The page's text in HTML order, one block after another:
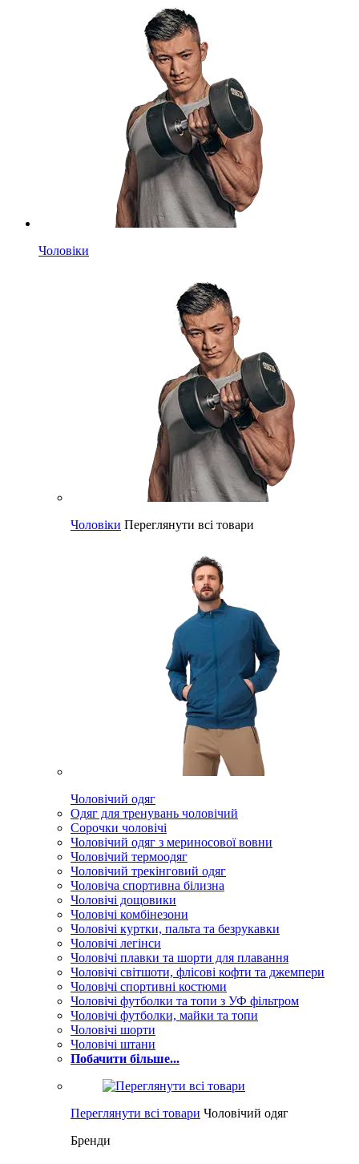
Чоловіки
Чоловіки Переглянути всі товари
Чоловічий одяг
Одяг для тренувань чоловічий
Сорочки чоловічі
Чоловічий одяг з мериносової вовни
Чоловічий термоодяг
Чоловічий трекінговий одяг
Чоловіча спортивна білизна
Чоловічі дощовики
Чоловічі комбінезони
Чоловічі куртки, пальта та безрукавки
Чоловічі легінси
Чоловічі плавки та шорти для плавання
Чоловічі світшоти, флісові кофти та джемпери
Чоловічі спортивні костюми
Чоловічі футболки та топи з УФ фільтром
Чоловічі футболки, майки та топи
Чоловічі шорти
Чоловічі штани
Побачити більше...
Переглянути всі товари Чоловічий одяг
Бренди